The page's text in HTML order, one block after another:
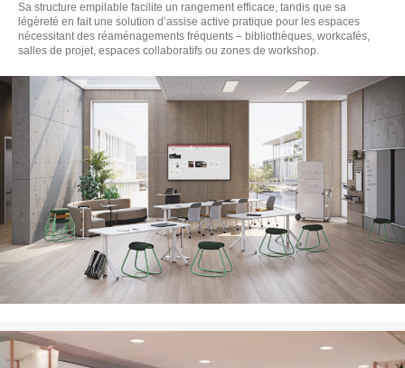
Sa structure empilable facilite un rangement efficace, tandis que sa
légèreté en fait une solution d’assise active pratique pour les espaces
nécessitant des réaménagements fréquents – bibliothèques, workcafés,
salles de projet, espaces collaboratifs ou zones de workshop.